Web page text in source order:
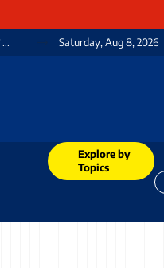
स्वतंत्रता दिवस को लेकर रेलवे अलर्ट: 12 से 15 अगस्त तक पार्सल बुकिंग पर रहेगी रोक, आदेश सभी जोन के लिए जारी Saturday, Aug 8, 2026
Explore by
Topics